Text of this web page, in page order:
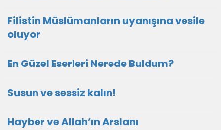
Filistin Müslümanların uyanışına vesile
oluyor
En Güzel Eserleri Nerede Buldum?
Susun ve sessiz kalın!
Hayber ve Allah’ın Arslanı